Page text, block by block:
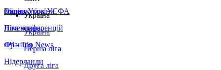
Збірна України
Італія
Німеччина
Франція
Нідерланди
Суперкубок УЄФА
Ліга конференцій
ЛЧ - Top News
Україна
Україна
Перша ліга
Друга ліга